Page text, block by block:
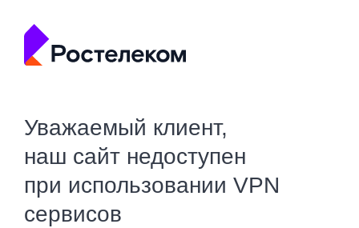
Уважаемый клиент,
наш сайт недоступен
при использовании VPN
сервисов